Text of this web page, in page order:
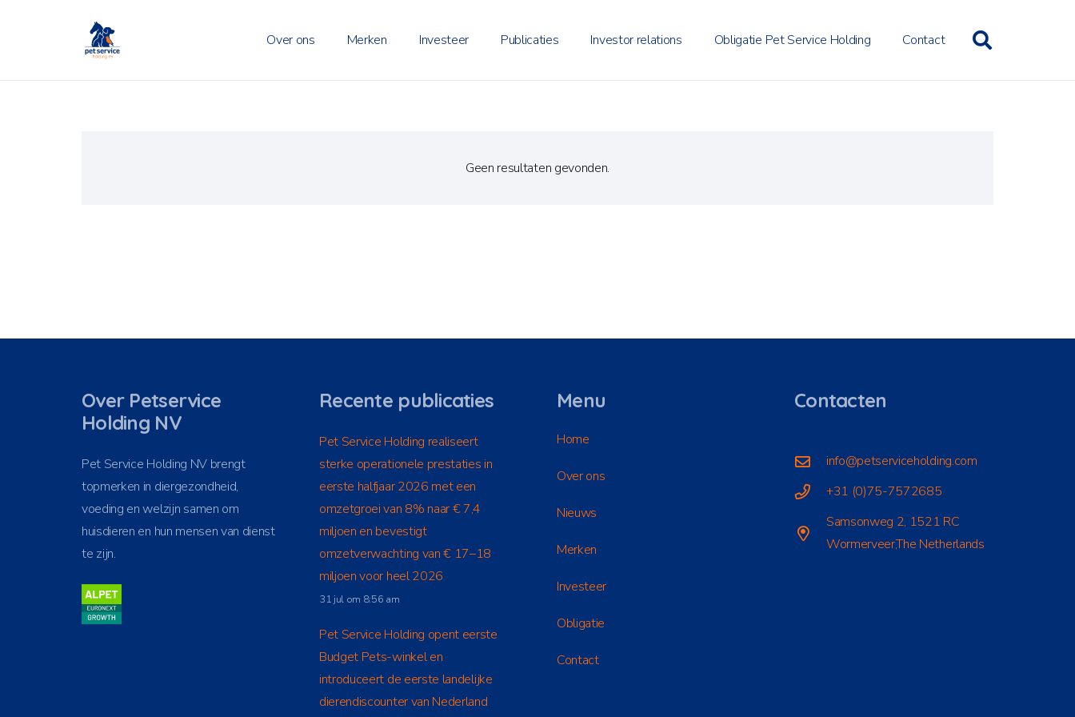
Over ons Merken Investeer Publicaties Investor relations Obligatie Pet Service Holding Contact
Geen resultaten gevonden.
Over Petservice
Holding NV
Pet Service Holding NV brengt
topmerken in diergezondheid,
voeding en welzijn samen om
huisdieren en hun mensen van dienst
te zijn.
Recente publicaties
Pet Service Holding realiseert
sterke operationele prestaties in
eerste halfjaar 2026 met een
omzetgroei van 8% naar € 7,4
miljoen en bevestigt
omzetverwachting van € 17–18
miljoen voor heel 2026
31 jul om 8:56 am
Pet Service Holding opent eerste
Budget Pets-winkel en
introduceert de eerste landelijke
dierendiscounter van Nederland
Menu
Home
Over ons
Nieuws
Merken
Investeer
Obligatie
Contact
Contacten
info@petserviceholding.com
+31 (0)75-7572685
Samsonweg 2, 1521 RC
Wormerveer,The Netherlands